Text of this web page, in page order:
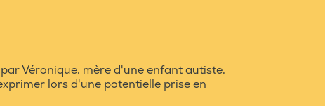
Véronique, mère d'une enfant autiste,
lors d'une potentielle prise en